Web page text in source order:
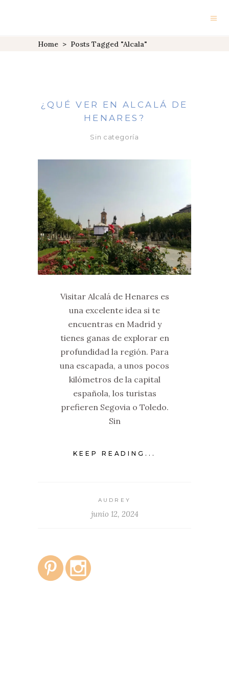
Home > Posts Tagged "Alcala"
¿QUÉ VER EN ALCALÁ DE
HENARES?
Sin categoría
Visitar Alcalá de Henares es
una excelente idea si te
encuentras en Madrid y
tienes ganas de explorar en
profundidad la región. Para
una escapada, a unos pocos
kilómetros de la capital
española, los turistas
prefieren Segovia o Toledo.
Sin
KEEP READING...
AUDREY
junio 12, 2024